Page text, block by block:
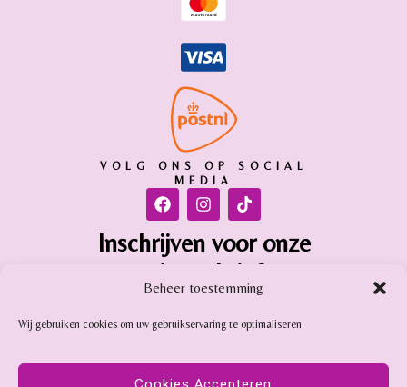
Beheer toestemming
Wij gebruiken cookies om uw gebruikservaring te optimaliseren.
VOLG ONS OP SOCIAL
MEDIA
Inschrijven voor onze
nieuwsbrief